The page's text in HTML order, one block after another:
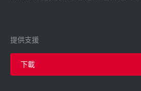
提供支援
下載